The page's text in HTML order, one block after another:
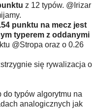
z 12 typów. @Irizar
punktu na mecz jest
typerem z oddanymi
@Stropa oraz o 0.26
się rywalizacja o
do typów algorytmu na
analogicznych jak